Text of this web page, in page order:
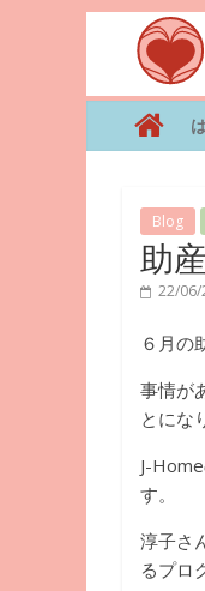
Blog
助
22/06/
６月の
事情が
とにな
J-
す。
淳子さ
るプロ